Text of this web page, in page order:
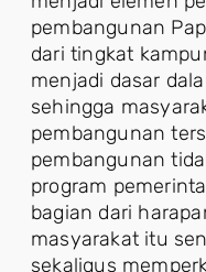
pembangunan
dari tingkat
menjadi dasar
sehingga
pembangunan
pembangunan
program
bagian dari
masyarakat itu
sekaligus